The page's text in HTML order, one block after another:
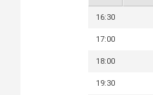
16:30
17:00
18:00
19:30